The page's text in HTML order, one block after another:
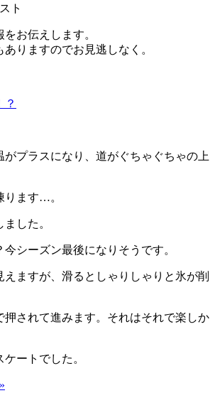
をお伝えします。
りますのでお見逃しなく。
？
がプラスになり、道がぐちゃぐちゃの上
ると凍ります…。
した。
シーズン最後になりそうです。
えますが、滑るとしゃりしゃりと氷が削
押されて進みます。それはそれで楽しか
ートでした。